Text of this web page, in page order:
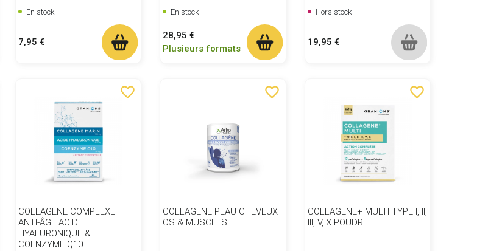
En stock
Prix
7,95 €
En stock
Prix
28,95 €
Plusieurs formats
Hors stock
Prix
19,95 €
favorite_border
COLLAGENE COMPLEXE
ANTI-ÂGE ACIDE
HYALURONIQUE &
COENZYME Q10
favorite_border
COLLAGENE PEAU CHEVEUX
OS & MUSCLES
favorite_border
COLLAGENE+ MULTI TYPE I, II,
III, V, X POUDRE